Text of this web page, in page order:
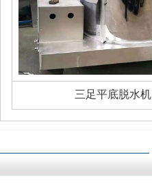
三足平底脱水机